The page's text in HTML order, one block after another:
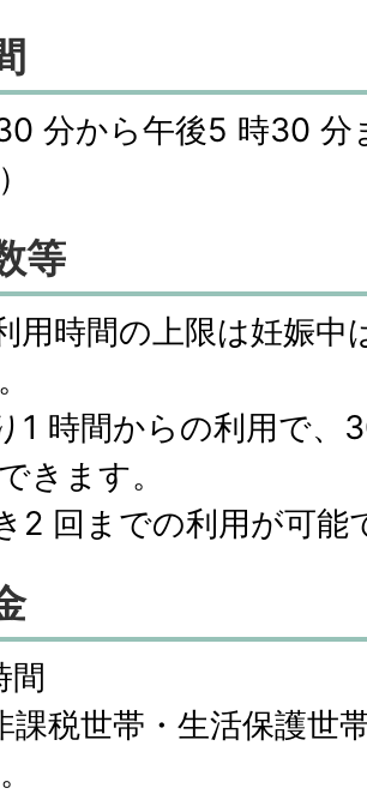
分から午後5 時30 分
等
用時間の上限は妊娠
1 時間からの利用で、
きます。
2 回までの利用が可能
間
課税世帯・生活保護世